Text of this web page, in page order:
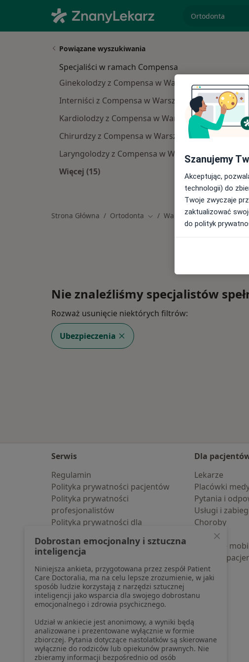
Powiązane wyszukiwania
Specjaliści w ramach Compensa
Ginekolodzy z Compensa w Warszawie
Interniści z Compensa w Warszawie
Kardiolodzy z Compensa w Warszawie
Chirurdzy z Compensa w Warszawie
Laryngolodzy z Compensa w Warszawie
Więcej (15)
Więcej w kategorii: Specjaliści w ramach
Strona Główna Ortodonta Zmień miasto
Warszawa Compensa
Nie znaleźliśmy specjalistów
Rozważ usunięcie niektórych filtrów:
Ubezpieczenia
Serwis
Regulamin
Polityka prywatności pacjentów
Polityka prywatności
profesjonalistów
Polityka prywatności dla
pozyskaliśmy samodzielnie
Polityka cookies
Jak działają wyniki wyszukiwania
Dostępność
O nas
Praca Rekrutujemy!
Partnerzy
Centrum prasowe
Kontakt
Dla
Lekarze
Placówki
Pytania i
Usługi i
Choroby
Pomoc
Aplikacje
Blog dla
Szanujemy
Akceptując,
technologii) do
Twoje zwyczaje
zaktualizować
do polityk
Dobrostan emocjonalny i sztuczna
inteligencja
Niniejsza ankieta, przygotowana przez zespół Patient
Care Doctoralia, ma na celu lepsze zrozumienie, w jaki
sposób ludzie korzystają z narzędzi sztucznej
inteligencji jako wsparcia dla swojego dobrostanu
emocjonalnego i zdrowia psychicznego.
Udział w ankiecie jest anonimowy, a wyniki będą
analizowane i prezentowane wyłącznie w formie
zbiorczej. Pytania dotyczące nastolatków są skierowane
wyłącznie do rodziców lub opiekunów prawnych. Nie
zbieramy informacji bezpośrednio od osób